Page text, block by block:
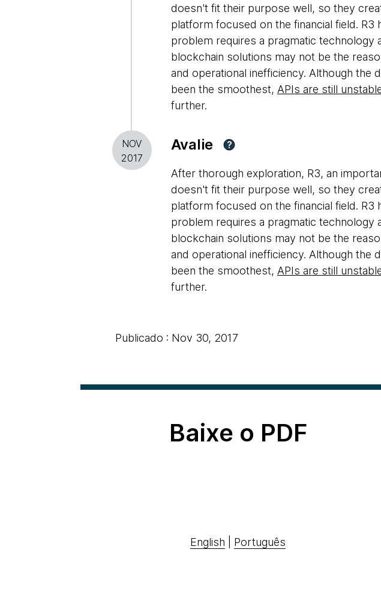
doesn't fit their purpose well, so they
platform focused on the financial field.
problem requires a pragmatic technology
blockchain solutions may not be the
and operational inefficiency. Although the
been the smoothest, APIs are still
further.
NOV
2017
Avalie ?
After thorough exploration, R3, an
doesn't fit their purpose well, so they
platform focused on the financial field.
problem requires a pragmatic technology
blockchain solutions may not be the
and operational inefficiency. Although the
been the smoothest, APIs are still
further.
Publicado : Nov 30, 2017
Baixe o PDF
English Português